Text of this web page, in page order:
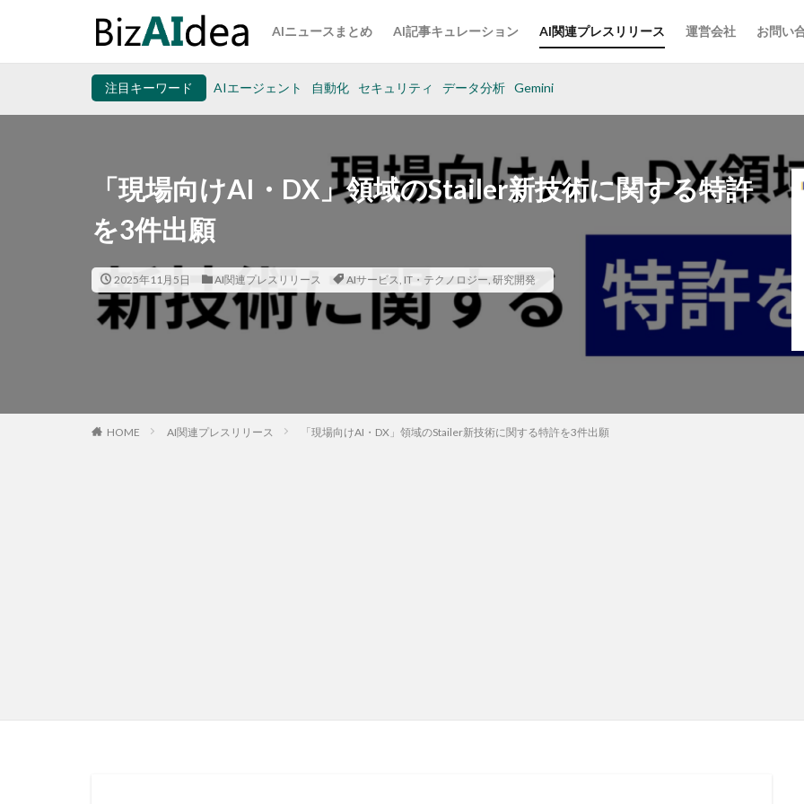
AIニュースまとめ AI記事キュレーション AI関連プレスリリース 運営会社 お問い
注目キーワード AIエージェント 自動化 セキュリティ データ分析 Gemini
「現場向けAI・DX」領域のStailer新技術に関する特許
を3件出願
2025年11月5日 AI関連プレスリリース AIサービス, IT・テクノロジー, 研究開発
HOME AI関連プレスリリース 「現場向けAI・DX」領域のStailer新技術に関する特許を3件出願